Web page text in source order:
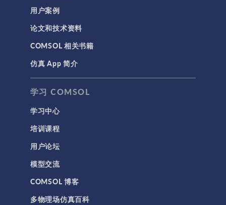
用户案例
论文和技术资料
COMSOL 相关书籍
仿真 App 简介
学习 COMSOL
学习中心
培训课程
用户论坛
模型交流
COMSOL 博客
多物理场仿真百科